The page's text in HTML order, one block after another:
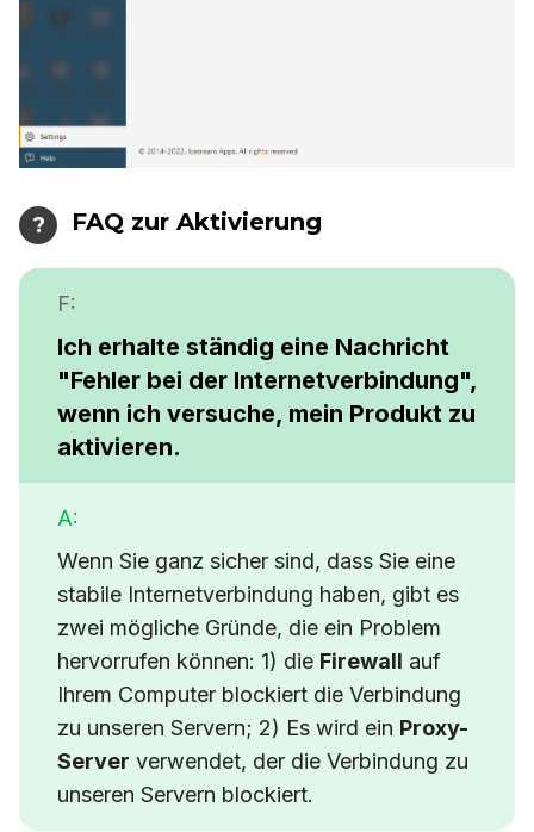
? FAQ zur Aktivierung
F:
Ich erhalte ständig eine Nachricht
"Fehler bei der Internetverbindung",
wenn ich versuche, mein Produkt zu
aktivieren.
A:
Wenn Sie ganz sicher sind, dass Sie eine
stabile Internetverbindung haben, gibt es
zwei mögliche Gründe, die ein Problem
hervorrufen können: 1) die Firewall auf
Ihrem Computer blockiert die Verbindung
zu unseren Servern; 2) Es wird ein Proxy-
Server verwendet, der die Verbindung zu
unseren Servern blockiert.